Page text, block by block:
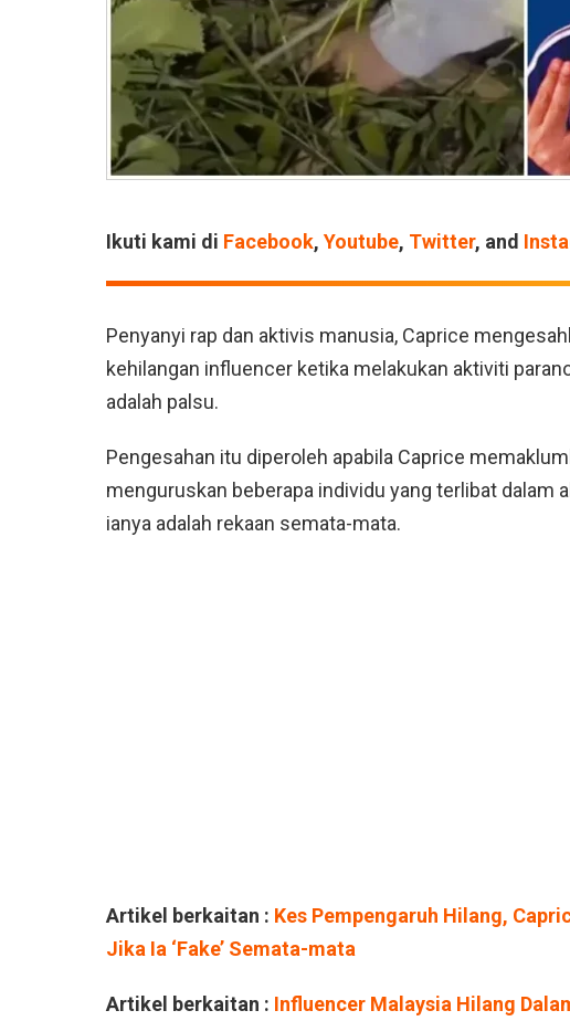
Ikuti kami di Facebook, Youtube, Twitter, and
Penyanyi rap dan aktivis manusia, Caprice
kehilangan influencer ketika melakukan aktiviti
adalah palsu.
Pengesahan itu diperoleh apabila Caprice
menguruskan beberapa individu yang terlibat dalam
ianya adalah rekaan semata-mata.
Artikel berkaitan : Kes Pempengaruh Hilang,
Jika Ia ‘Fake’ Semata-mata
Artikel berkaitan : Influencer Malaysia Hilang